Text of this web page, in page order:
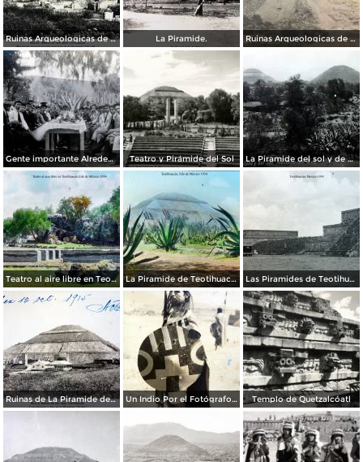
Ruinas Arqueologicas de Teotihuacan por el Fotógrafo Felix Miret. ( Circulada el 27 de Diciembre de 1911 ). La Piramide. Ruinas Arqueologicas de Teotihuacan por el Fotógrafo Charles B, Waite.
Gente importante Alrededores de Teotihuacán, México. Teatro y Pirámide del Sol La Piramide del sol y de La Luna.
Teatro al aire libre en Teotihuacán, por el fotógrafo T. Enami, de Yokohama, Japón (1934) La Piramide de Teotihuacán, por el fotógrafo T. Enami, de Yokohama, Japón (1934) Las Piramides de Teotihuacán, por el fotógrafo T. Enami, de Yokohama, Japón (1934)
Ruinas de La Piramide del sol lado oriente Por el Fotógrafo Félix Miret. ( Circulada el 12 de Octubre de 1915 ). Un Indio Por el Fotógrafo Hugo Brehme. ( Circulada el 16 de Enero de 1936 ). Templo de Quetzalcóatl